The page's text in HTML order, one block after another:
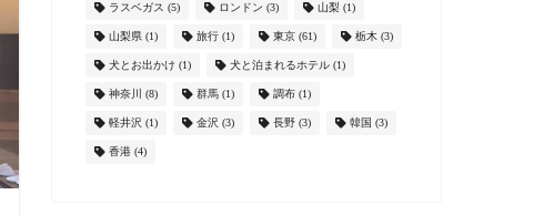
ラスベガス (5) ロンドン (3) 山梨 (1)
山梨県(1) 旅行(1) 東京(61) 栃木(3)
犬とお出かけ (1) 犬と泊まれるホテル(1)
神奈川 (8) 群馬(1) 調布(1)
軽井沢 (1) 金沢 (3) 長野(3) 韓国 (3)
香港(4)